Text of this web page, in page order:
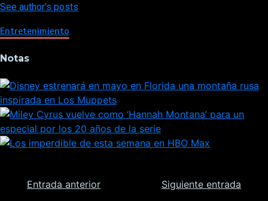
See author's posts
Entretenimiento
Notas
Navegación
Entrada anterior Siguiente entrada